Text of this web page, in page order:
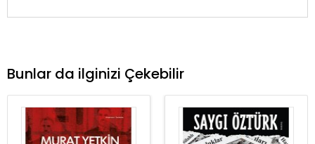
Bunlar da ilginizi Çekebilir